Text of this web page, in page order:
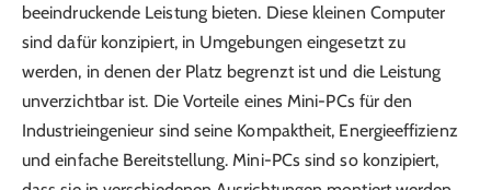
beeindruckende Leistung bieten. Diese kleinen Computer
sind dafür konzipiert, in Umgebungen eingesetzt zu
werden, in denen der Platz begrenzt ist und die Leistung
unverzichtbar ist. Die Vorteile eines Mini-PCs für den
Industrieingenieur sind seine Kompaktheit, Energieeffizienz
und einfache Bereitstellung. Mini-PCs sind so konzipiert,